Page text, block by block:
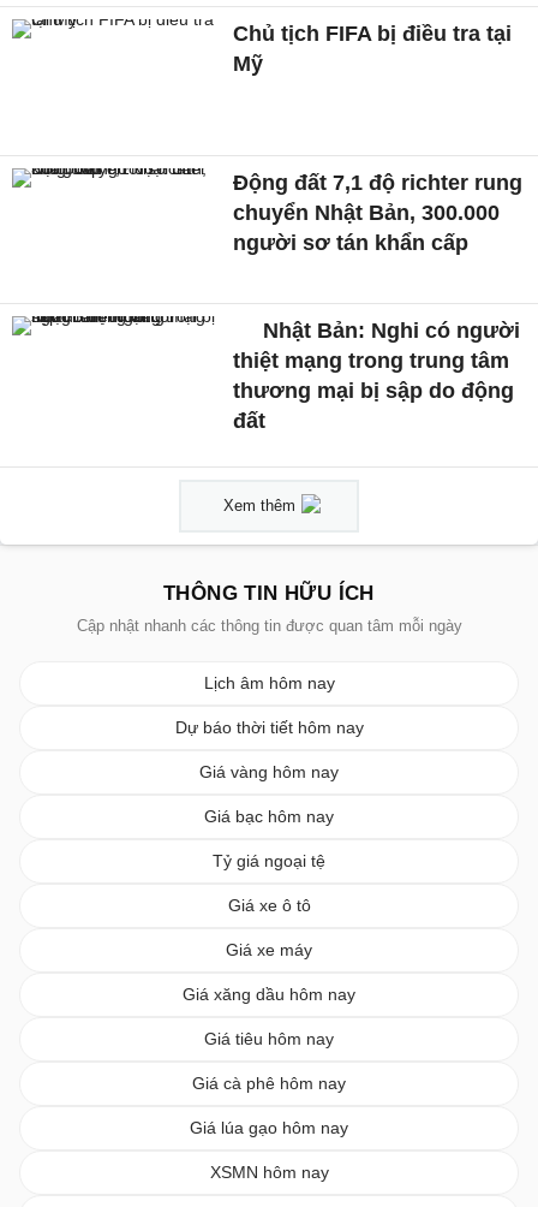
Chủ tịch FIFA bị điều tra tại
Mỹ
Động đất 7,1 độ richter rung
chuyển Nhật Bản, 300.000
người sơ tán khẩn cấp
Nhật Bản: Nghi có người
thiệt mạng trong trung tâm
thương mại bị sập do động
đất
Xem thêm
THÔNG TIN HỮU ÍCH
Cập nhật nhanh các thông tin được quan tâm mỗi ngày
Lịch âm hôm nay
Dự báo thời tiết hôm nay
Giá vàng hôm nay
Giá bạc hôm nay
Tỷ giá ngoại tệ
Giá xe ô tô
Giá xe máy
Giá xăng dầu hôm nay
Giá tiêu hôm nay
Giá cà phê hôm nay
Giá lúa gạo hôm nay
XSMN hôm nay